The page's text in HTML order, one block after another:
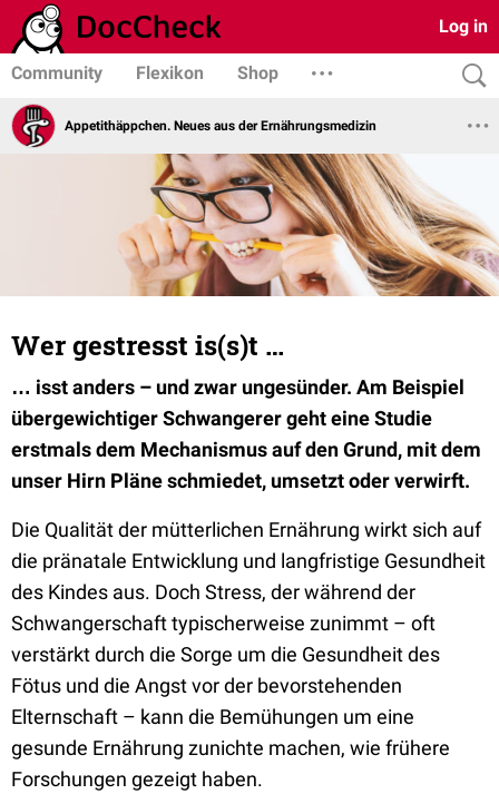
Log in
Community Flexikon Shop
Appetithäppchen. Neues aus der Ernährungsmedizin
Wer gestresst is(s)t …
… isst anders – und zwar ungesünder. Am Beispiel
übergewichtiger Schwangerer geht eine Studie
erstmals dem Mechanismus auf den Grund, mit dem
unser Hirn Pläne schmiedet, umsetzt oder verwirft.
Die Qualität der mütterlichen Ernährung wirkt sich auf
die pränatale Entwicklung und langfristige Gesundheit
des Kindes aus. Doch Stress, der während der
Schwangerschaft typischerweise zunimmt – oft
verstärkt durch die Sorge um die Gesundheit des
Fötus und die Angst vor der bevorstehenden
Elternschaft – kann die Bemühungen um eine
gesunde Ernährung zunichte machen, wie frühere
Forschungen gezeigt haben.